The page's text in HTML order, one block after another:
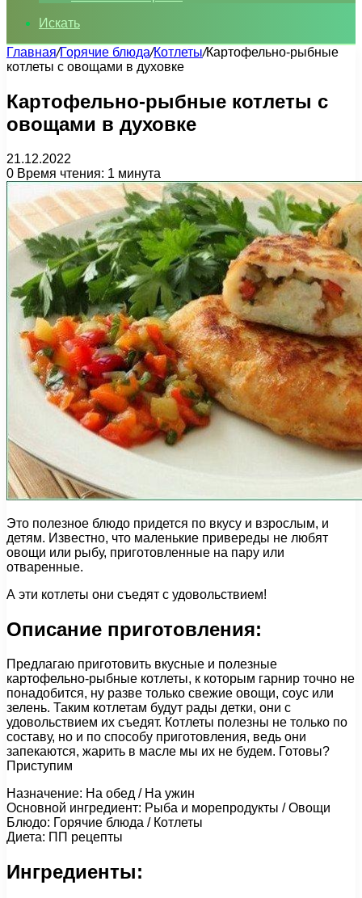
Искать
Главная/Горячие блюда/Котлеты/Картофельно-рыбные
котлеты с овощами в духовке
Картофельно-рыбные котлеты с
овощами в духовке
21.12.2022
0 Время чтения: 1 минута
Это полезное блюдо придется по вкусу и взрослым, и
детям. Известно, что маленькие привереды не любят
овощи или рыбу, приготовленные на пару или
отваренные.
А эти котлеты они съедят с удовольствием!
Описание приготовления:
Предлагаю приготовить вкусные и полезные
картофельно-рыбные котлеты, к которым гарнир точно не
понадобится, ну разве только свежие овощи, соус или
зелень. Таким котлетам будут рады детки, они с
удовольствием их съедят. Котлеты полезны не только по
составу, но и по способу приготовления, ведь они
запекаются, жарить в масле мы их не будем. Готовы?
Приступим
Назначение: На обед / На ужин
Основной ингредиент: Рыба и морепродукты / Овощи
Блюдо: Горячие блюда / Котлеты
Диета: ПП рецепты
Ингредиенты: